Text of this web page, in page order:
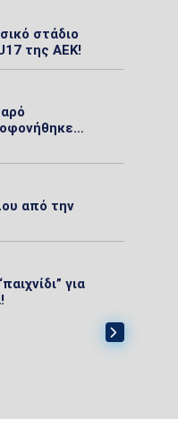
στάδιο
της ΑΕΚ!
από την
για